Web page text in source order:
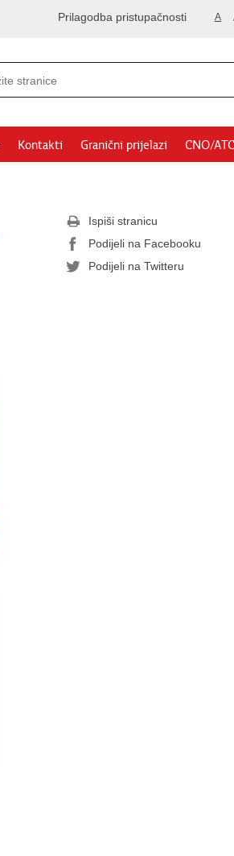
A
Prilagodba pristupačnosti
Kontakti Granični prijelazi CNO/
Ispiši stranicu
Podijeli na Facebooku
Podijeli na Twitteru